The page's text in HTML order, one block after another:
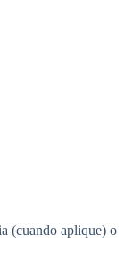
(cuando aplique) o